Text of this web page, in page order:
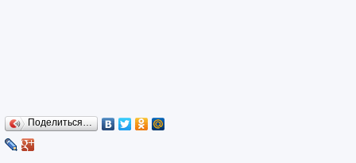
Поделиться…